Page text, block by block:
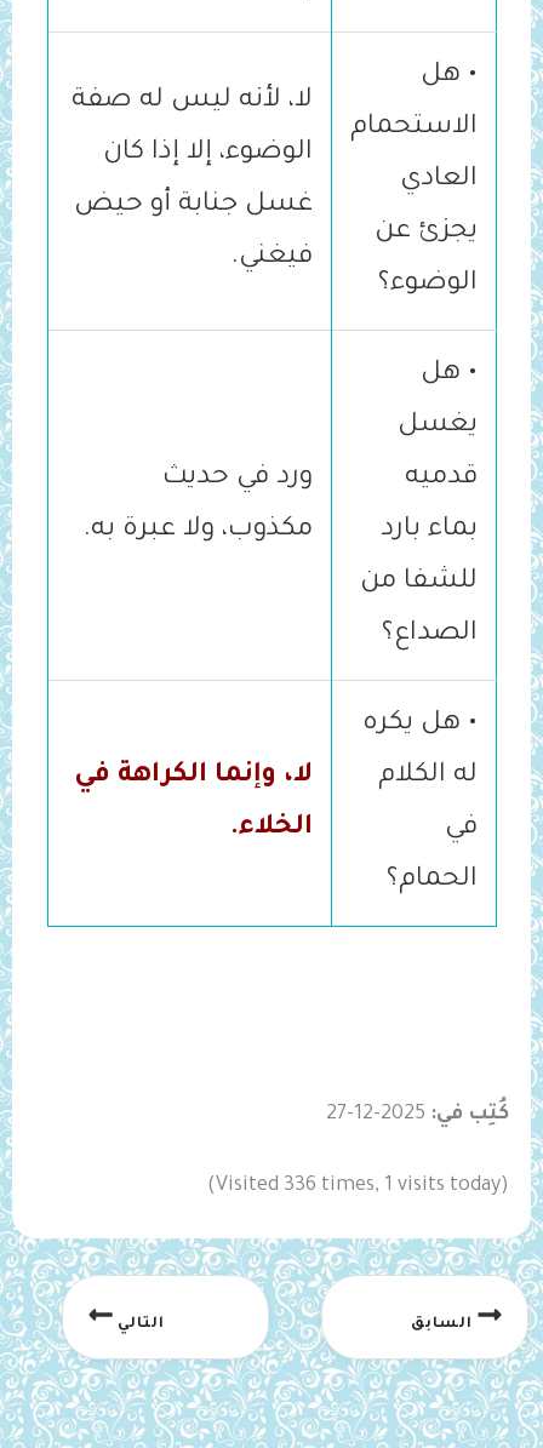
• هل
الاستحمام
العادي
يجزئ عن
الوضوء؟
لا، لأنه ليس له صفة
الوضوء، إلا إذا كان
غسل جنابة أو حيض
فيغني.
• هل
يغسل
قدميه
بماء بارد
للشفا من
الصداع؟
ورد في حديث
مكذوب، ولا عبرة به.
• هل يكره
له الكلام
في
الحمام؟
لا، وإنما الكراهة في
الخلاء.
كُتِب في: 2025-12-27
(Visited 336 times, 1 visits today)
السابق التالي